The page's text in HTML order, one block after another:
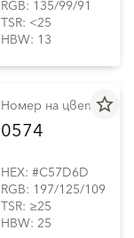
RGB: 135/99/91
TSR: <25
HBW: 13
star_border
Номер на цвета
0574
HEX: #C57D6D
RGB: 197/125/109
TSR: ≥25
HBW: 25